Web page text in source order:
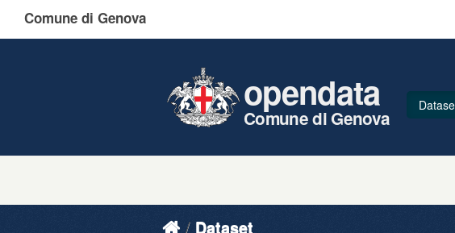
Comune di Genova
opendata
Comune di Genova
Dataset